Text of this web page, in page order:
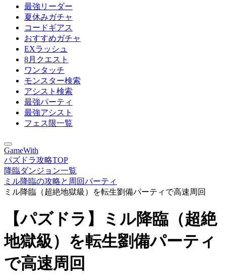
最強リーダー
夏休みガチャ
コードギアス
おすすめガチャ
EXラッシュ
8月クエスト
ワンタッチ
モンスター検索
アシスト検索
最強パーティ
最強アシスト
フェス限一覧
GameWith
パズドラ攻略TOP
降臨ダンジョン一覧
ミル降臨の攻略と周回パーティ
ミル降臨（超絶地獄級）を転生劉備パーティで高速周回
【パズドラ】ミル降臨（超絶
地獄級）を転生劉備パーティ
で高速周回